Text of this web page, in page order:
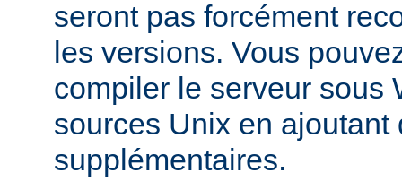
seront pas forcément
les versions. Vous
compiler le serveur sous
sources Unix en ajoutant
supplémentaires.